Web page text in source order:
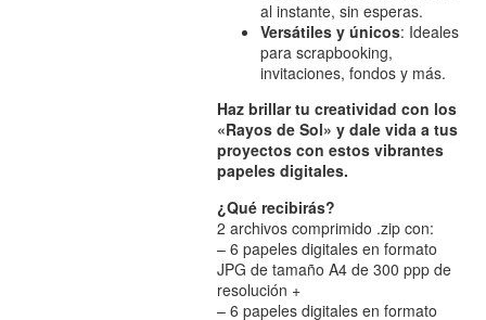
al instante, sin esperas.
Versátiles y únicos: Ideales
para scrapbooking,
invitaciones, fondos y más.
Haz brillar tu creatividad con los
«Rayos de Sol» y dale vida a tus
proyectos con estos vibrantes
papeles digitales.
¿Qué recibirás?
2 archivos comprimido .zip con:
– 6 papeles digitales en formato
JPG de tamaño A4 de 300 ppp de
resolución +
– 6 papeles digitales en formato